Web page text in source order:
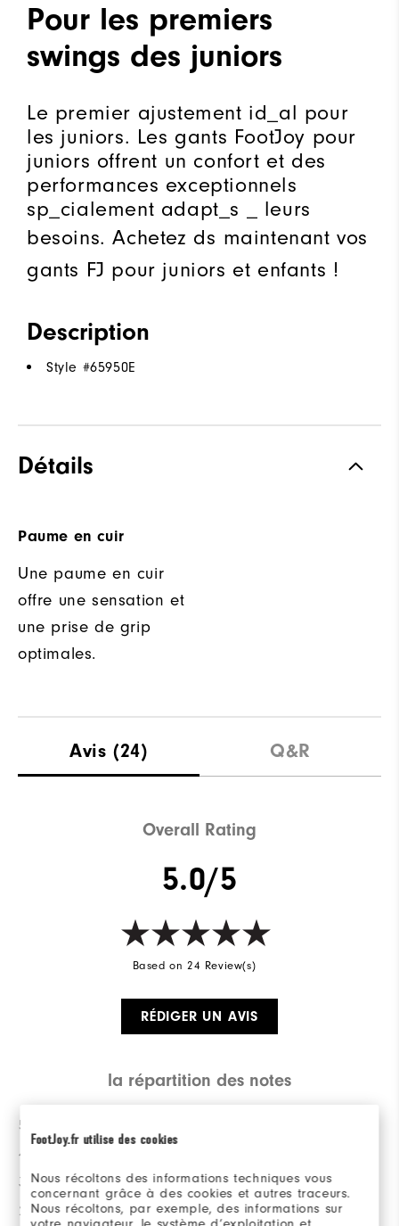
FootJoy.fr utilise des cookies
Nous récoltons des informations techniques vous
concernant grâce à des cookies et autres traceurs.
Nous récoltons, par exemple, des informations sur
Pour les premiers
swings des juniors
Le premier ajustement id_al pour
les juniors. Les gants FootJoy pour
juniors offrent un confort et des
performances exceptionnels
sp_cialement adapt_s _ leurs
besoins. Achetez ds maintenant vos
gants FJ pour juniors et enfants !
Description
Style #65950E
Détails
Paume en cuir
Une paume en cuir
offre une sensation et
une prise de grip
optimales.
Avis (24) Q&R
Overall Rating
5.0/5
Based on 24 Review(s)
RÉDIGER UN AVIS
la répartition des notes
5 Etoiles
4 Etoiles
3 Etoiles
2 Etoiles